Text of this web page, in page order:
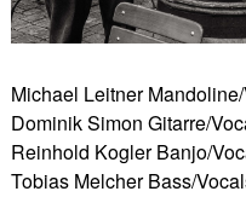
Michael Leitner
Dominik Simon Gitarre/
Reinhold Kogler Banjo/
Tobias Melcher Bass/